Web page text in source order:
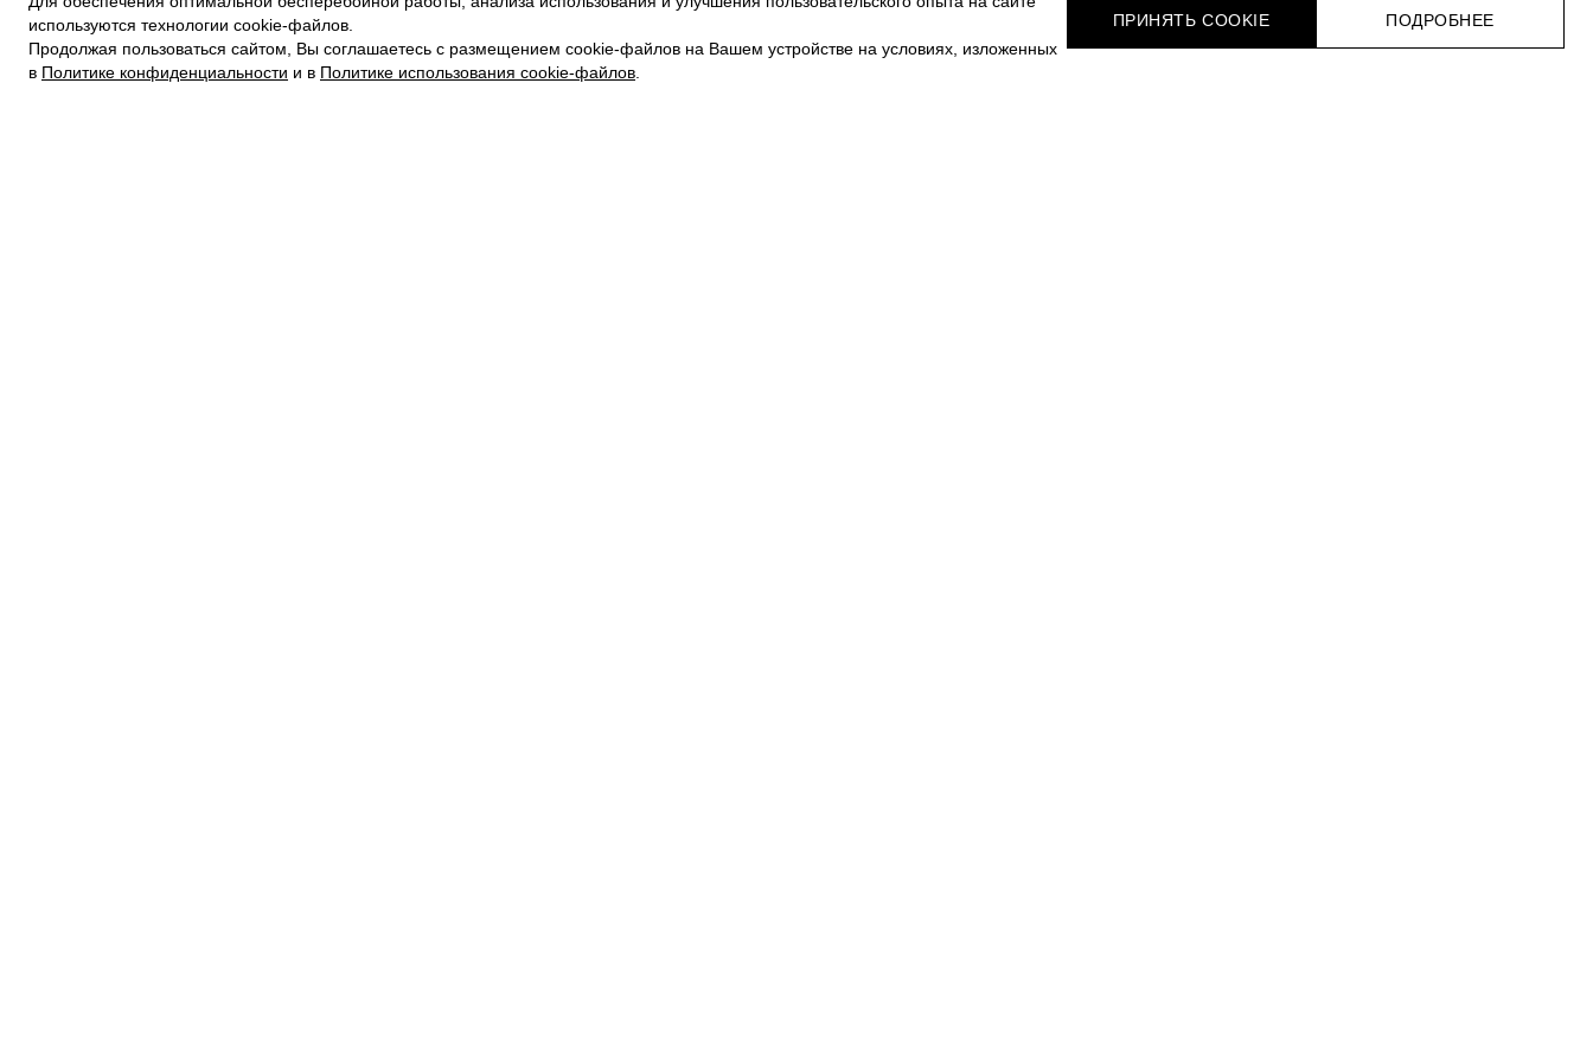
используются технологии cookie-файлов.
Продолжая пользоваться сайтом, Вы соглашаетесь с размещением cookie-файлов на Вашем устройстве на условиях, изложенных
в Политике конфиденциальности и в Политике использования cookie-файлов
ПРИНЯТЬ COOKIE ПОДРОБНЕЕ
ПОЛИТИКА КОНФИДЕНЦИАЛЬНОСТИ
ПОЛИТИКА COOKIE
УСЛОВИЯ ПОКУПКИ
КАРЬЕРА
ТЕЛЕГРАМ